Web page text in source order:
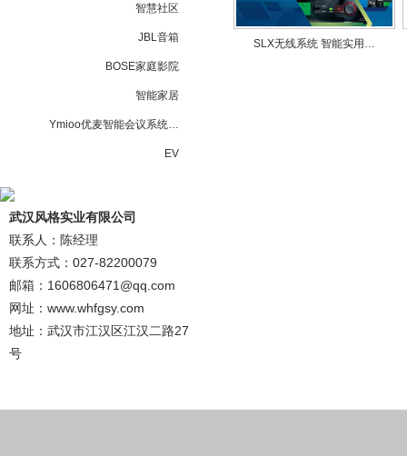
智慧社区
JBL音箱
BOSE家庭影院
智能家居
Ymioo优麦智能会议系统…
EV
武汉风格实业有限公司
联系人：陈经理
联系方式：027-82200079
邮箱：1606806471@qq.com
网址：www.whfgsy.com
地址：武汉市江汉区江汉二路27
号
SLX无线系统 智能实用…